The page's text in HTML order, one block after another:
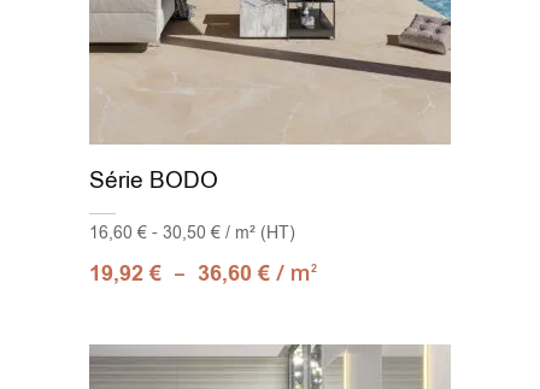
Série BODO
16,60 € - 30,50 € / m² (HT)
19,92€ – 36,60€ / m2